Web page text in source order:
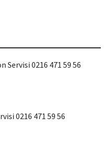
Servisi 0216 471 59 56
0216 471 59 56